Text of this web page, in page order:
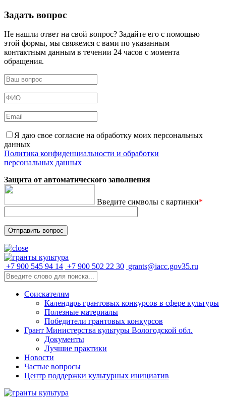
Задать вопрос
Не нашли ответ на свой вопрос? Задайте его с помощью
этой формы, мы свяжемся с вами по указанным
контактным данным в течении 24 часов с момента
обращения.
Я даю свое согласие на обработку моих персональных
данных
Политика конфиденциальности и обработки
персональных данных
Защита от автоматического заполнения
Введите символы с картинки*
+7 900 545 94 14 +7 900 502 22 30 grants@iacc.gov35.ru
Соискателям
Календарь грантовых конкурсов в сфере культуры
Полезные материалы
Победители грантовых конкурсов
Грант Министерства культуры Вологодской обл.
Документы
Лучшие практики
Новости
Частые вопросы
Центр поддержки культурных инициатив